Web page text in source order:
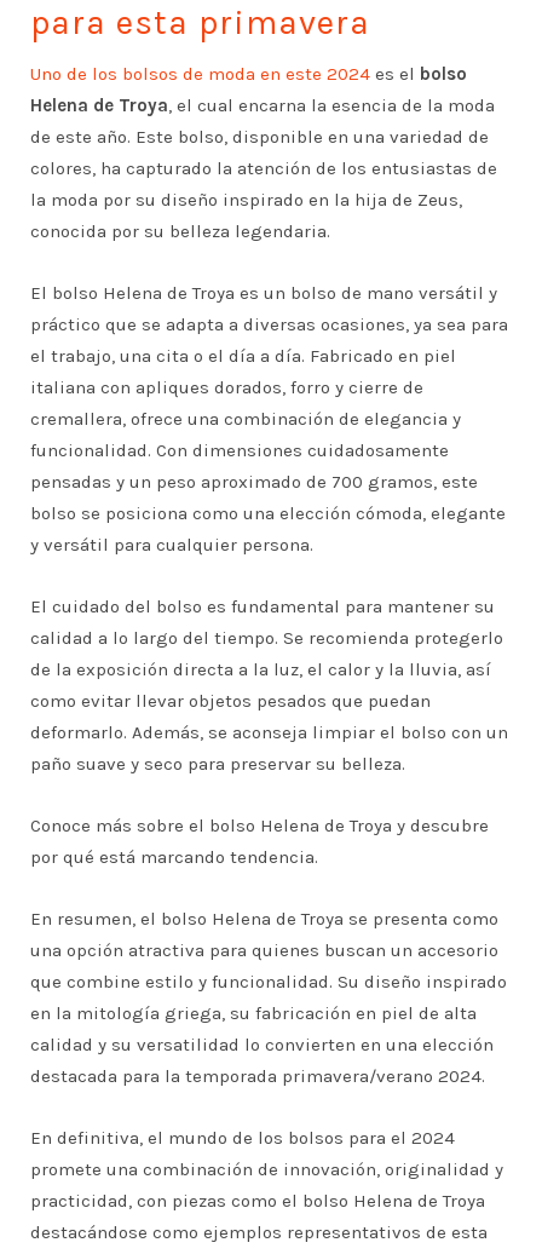
para esta primavera
Uno de los bolsos de moda en este 2024 es el bolso
Helena de Troya, el cual encarna la esencia de la moda
de este año. Este bolso, disponible en una variedad de
colores, ha capturado la atención de los entusiastas de
la moda por su diseño inspirado en la hija de Zeus,
conocida por su belleza legendaria.
El bolso Helena de Troya es un bolso de mano versátil y
práctico que se adapta a diversas ocasiones, ya sea para
el trabajo, una cita o el día a día. Fabricado en piel
italiana con apliques dorados, forro y cierre de
cremallera, ofrece una combinación de elegancia y
funcionalidad. Con dimensiones cuidadosamente
pensadas y un peso aproximado de 700 gramos, este
bolso se posiciona como una elección cómoda, elegante
y versátil para cualquier persona.
El cuidado del bolso es fundamental para mantener su
calidad a lo largo del tiempo. Se recomienda protegerlo
de la exposición directa a la luz, el calor y la lluvia, así
como evitar llevar objetos pesados que puedan
deformarlo. Además, se aconseja limpiar el bolso con un
paño suave y seco para preservar su belleza.
Conoce más sobre el bolso Helena de Troya y descubre
por qué está marcando tendencia.
En resumen, el bolso Helena de Troya se presenta como
una opción atractiva para quienes buscan un accesorio
que combine estilo y funcionalidad. Su diseño inspirado
en la mitología griega, su fabricación en piel de alta
calidad y su versatilidad lo convierten en una elección
destacada para la temporada primavera/verano 2024.
En definitiva, el mundo de los bolsos para el 2024
promete una combinación de innovación, originalidad y
practicidad, con piezas como el bolso Helena de Troya
destacándose como ejemplos representativos de esta